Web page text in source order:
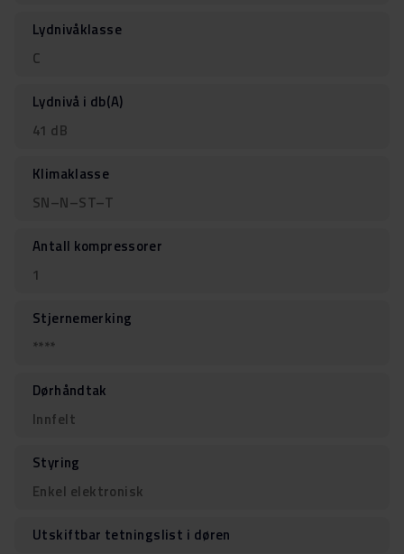
Lydnivåklasse
C
Lydnivå i db(A)
41 dB
Klimaklasse
SN–N–ST–T
Antall kompressorer
1
Stjernemerking
****
Dørhåndtak
Innfelt
Styring
Enkel elektronisk
Utskiftbar tetningslist i døren